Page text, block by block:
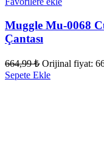
Muggle Mu-0068
Çantası
664,99₺ Orijinal fiyat:
Sepete Ekle